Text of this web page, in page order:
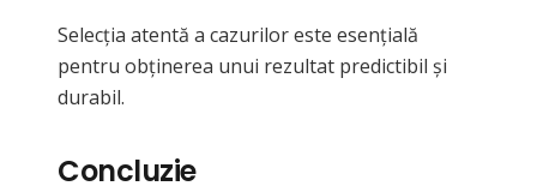
Selecția atentă a cazurilor este esențială
pentru obținerea unui rezultat predictibil și
durabil.
Concluzie